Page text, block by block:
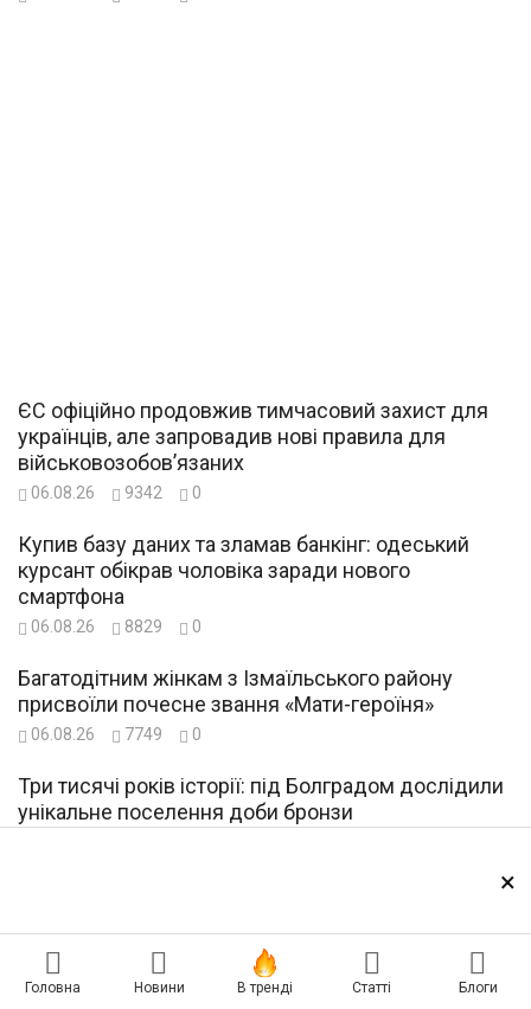
ЄС офіційно продовжив тимчасовий захист для
українців, але запровадив нові правила для
військовозобов’язаних
06.08.26 9342 0
Купив базу даних та зламав банкінг: одеський
курсант обікрав чоловіка заради нового
смартфона
06.08.26 8829 0
Багатодітним жінкам з Ізмаїльського району
присвоїли почесне звання «Мати-героїня»
06.08.26 7749 0
Три тисячі років історії: під Болградом дослідили
унікальне поселення доби бронзи
цілях рф
06.08.26 7668
×
Головна Новини В тренді Статті Блоги